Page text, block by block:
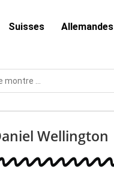
Suisses Allemandes
Wellington